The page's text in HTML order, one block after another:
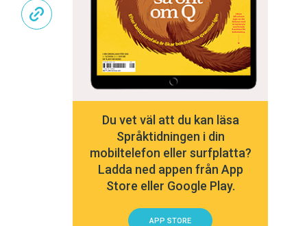
Du vet väl att du kan läsa
Språktidningen i din
mobiltelefon eller surfplatta?
Ladda ned appen från App
Store eller Google Play.
APP STORE